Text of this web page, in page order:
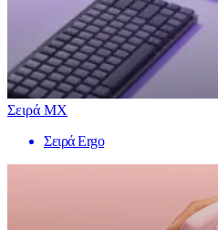
Σειρά MX
Σειρά Ergo